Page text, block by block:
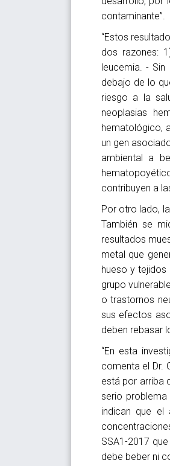
contaminante”.
“Estos
dos razones:
leucemia. -
debajo de lo
riesgo a la
neoplasias
hematológico,
un gen
ambiental a
contribuyen a
Por otro lado,
También se
resultados
metal que
hueso y
grupo
o trastornos
sus efectos
deben rebasar
“En esta
comenta el Dr.
está por arriba
serio
indican que el
SSA1-2017
debe beber ni